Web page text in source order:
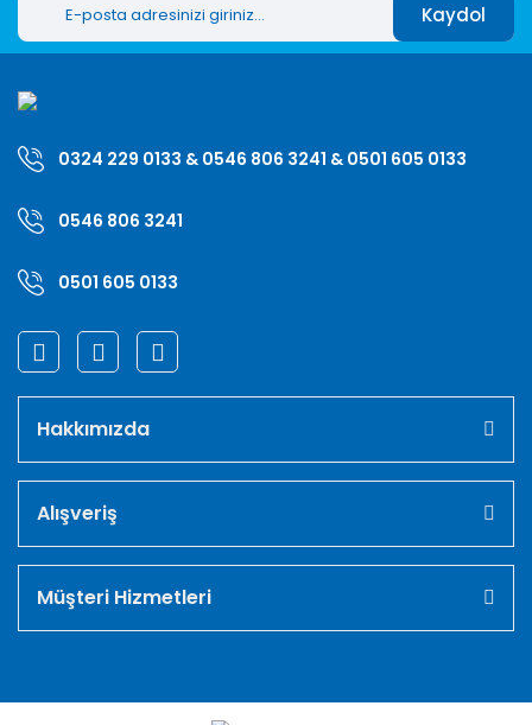
Kaydol
0324 229 0133 & 0546 806 3241 & 0501 605 0133
0546 806 3241
0501 605 0133
Hakkımızda
Alışveriş
Müşteri Hizmetleri